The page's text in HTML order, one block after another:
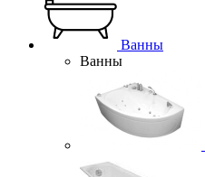
Ванны
Ванны